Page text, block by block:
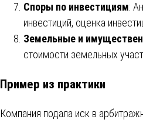
Споры по инвестициям:
инвестиций, оценка
Земельные и
стоимости земельных
Пример из практики
Компания подала иск в